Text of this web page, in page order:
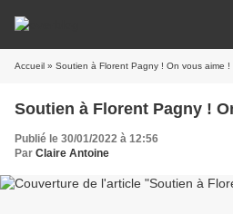
Accueil » Soutien à Florent Pagny ! On vous aime !
Soutien à Florent Pagny !
Publié le 30/01/2022 à 12:56
Par Claire Antoine